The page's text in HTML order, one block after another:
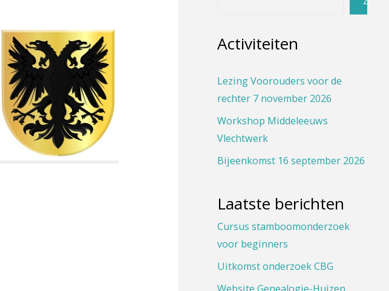
Activiteiten
Lezing Voorouders voor de
rechter 7 november 2026
Workshop Middeleeuws
Vlechtwerk
Bijeenkomst 16 september 2026
Laatste berichten
Cursus stamboomonderzoek
voor beginners
Uitkomst onderzoek CBG